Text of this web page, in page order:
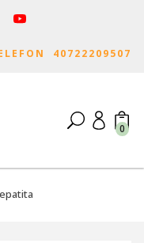
40722209507
0